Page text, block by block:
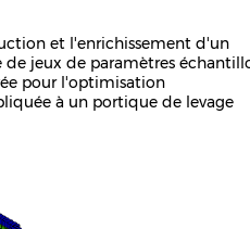
et l'enrichissement d'un
jeux de paramètres
pour l'optimisation
à un portique de levage